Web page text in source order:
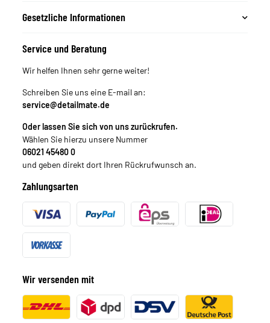
Gesetzliche Informationen
Service und Beratung
Wir helfen Ihnen sehr gerne weiter!
Schreiben Sie uns eine E-mail an:
service@detailmate.de
Oder lassen Sie sich von uns zurückrufen.
Wählen Sie hierzu unsere Nummer
06021 45480 0
und geben direkt dort Ihren Rückrufwunsch an.
Zahlungsarten
Wir versenden mit